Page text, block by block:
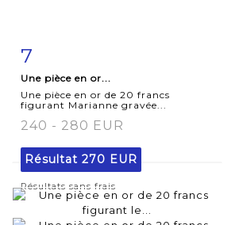
détaillée
7
Une pièce en or...
Une pièce en or de 20 francs
figurant Marianne gravée...
240 - 280 EUR
Résultat 270 EUR
Résultats sans frais